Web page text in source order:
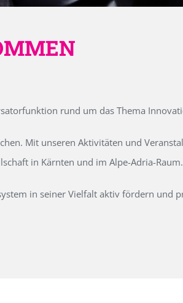
rund um das Thema
Mit unseren Aktivitäten und
in Kärnten und im Alpe-Adria-Raum.
in seiner Vielfalt aktiv fördern und